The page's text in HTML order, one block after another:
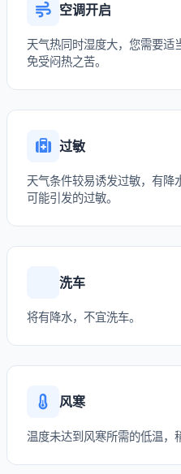
空调开启
天气热同时湿度大，您需要适
免受闷热之苦。
过敏
天气条件较易诱发过敏，有降
可能引发的过敏。
洗车
将有降水，不宜洗车。
风寒
温度未达到风寒所需的低温，